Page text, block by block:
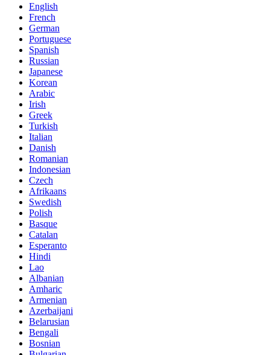
English
French
German
Portuguese
Spanish
Russian
Japanese
Korean
Arabic
Irish
Greek
Turkish
Italian
Danish
Romanian
Indonesian
Czech
Afrikaans
Swedish
Polish
Basque
Catalan
Esperanto
Hindi
Lao
Albanian
Amharic
Armenian
Azerbaijani
Belarusian
Bengali
Bosnian